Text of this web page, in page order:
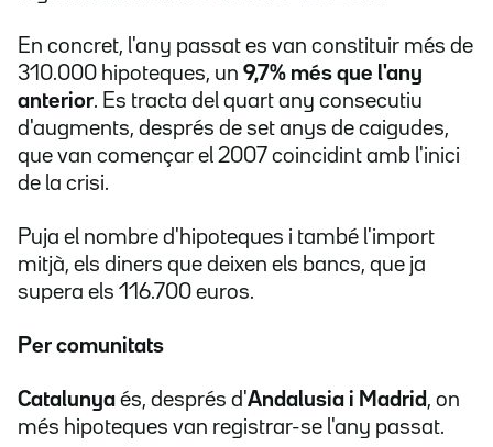
En concret, l'any passat es van constituir més de
310.000 hipoteques, un 9,7% més que l'any
anterior. Es tracta del quart any consecutiu
d'augments, després de set anys de caigudes,
que van començar el 2007 coincidint amb l'inici
de la crisi.
Puja el nombre d'hipoteques i també l'import
mitjà, els diners que deixen els bancs, que ja
supera els 116.700 euros.
Per comunitats
Catalunya és, després d'Andalusia i Madrid , on
més hipoteques van registrar-se l'any passat.